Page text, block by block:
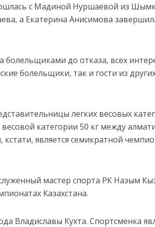
с Мадиной Нуршаевой из
а Екатерина Анисимова
болельщиками до отказа, всех
болельщики, так и гости из
легких весовых
категории 50 кг между
является семикратной
мастер спорта РК Назым
Казахстана.
Владиславы Кухта. Спортсменка